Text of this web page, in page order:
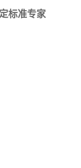
标准专家
工程预算定额